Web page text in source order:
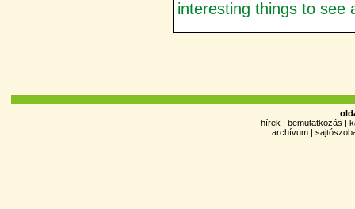
interesting things to see
hírek | bemutatkozás |
archívum |